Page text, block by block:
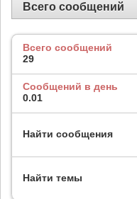
Всего сообщений
Всего сообщений
29
Сообщений в день
0.01
Найти сообщения
Найти темы